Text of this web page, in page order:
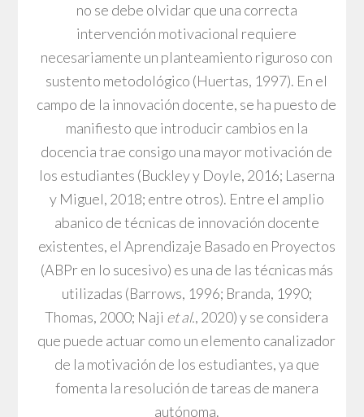
no se debe olvidar que una correcta
intervención motivacional requiere
necesariamente un planteamiento riguroso con
sustento metodológico (Huertas, 1997). En el
campo de la innovación docente, se ha puesto de
manifiesto que introducir cambios en la
docencia trae consigo una mayor motivación de
los estudiantes (Buckley y Doyle, 2016; Laserna
y Miguel, 2018; entre otros). Entre el amplio
abanico de técnicas de innovación docente
existentes, el Aprendizaje Basado en Proyectos
(ABPr en lo sucesivo) es una de las técnicas más
utilizadas (Barrows, 1996; Branda, 1990;
Thomas, 2000; Naji et al., 2020) y se considera
que puede actuar como un elemento canalizador
de la motivación de los estudiantes, ya que
fomenta la resolución de tareas de manera
autónoma.